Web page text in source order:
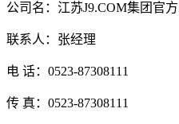
公司名：江苏J9.COM集团官
联系人：张经理
电 话：0523-87308111
传 真：0523-87308111